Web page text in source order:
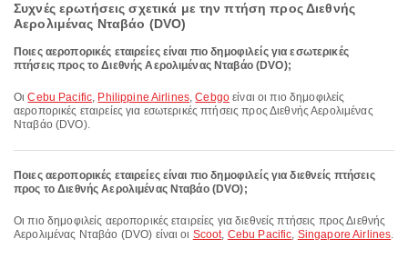
Συχνές ερωτήσεις σχετικά με την πτήση προς Διεθνής
Αερολιμένας Νταβάο (DVO)
Ποιες αεροπορικές εταιρείες είναι πιο δημοφιλείς για εσωτερικές
πτήσεις προς το Διεθνής Αερολιμένας Νταβάο (DVO);
ΟιCebu Pacific, Philippine Airlines,Cebgo είναι οι πιο δημοφιλείς
αεροπορικές εταιρείες για εσωτερικές πτήσεις προς Διεθνής Αερολιμένας
Νταβάο (DVO).
Ποιες αεροπορικές εταιρείες είναι πιο δημοφιλείς για διεθνείς πτήσεις
προς το Διεθνής Αερολιμένας Νταβάο (DVO);
Οι πιο δημοφιλείς αεροπορικές εταιρείες για διεθνείς πτήσεις προς Διεθνής
Αερολιμένας Νταβάο (DVO) είναι οι Scoot, Cebu Pacific, Singapore Airlines.